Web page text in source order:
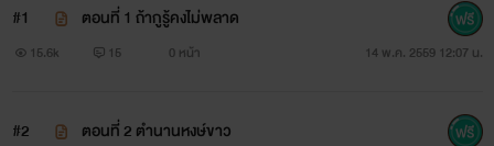
#1 ตอนที่ 1 ถ้ากูรู้คงไม่พลาด
15.6k 15 0 หน้า 14 พ.ค. 2559 12:07 น.
#2 ตอนที่ 2 ตำนานหงษ์ขาว